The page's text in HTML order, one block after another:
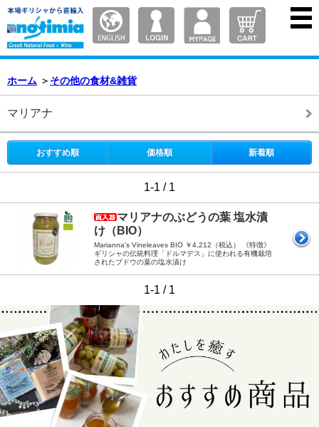
ホーム ＞ その他の食材&雑貨
マリアナ
おすすめ順 価格順 新着順
1-1 / 1
マリアナのぶどうの葉 塩水漬
け（BIO）
Marianna's Vineleaves BIO ￥4,212（税込） 《特徴》
ギリシャの伝統料理「ドルマデス」に使われる有機栽培
されたブドウの葉の塩水漬け
1-1 / 1